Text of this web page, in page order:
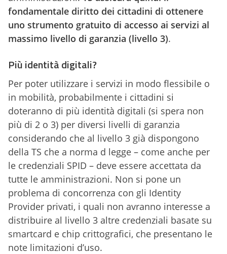
fondamentale diritto dei cittadini di ottenere
uno strumento gratuito di accesso ai servizi al
massimo livello di garanzia (livello 3).
Più identità digitali?
Per poter utilizzare i servizi in modo flessibile o
in mobilità, probabilmente i cittadini si
doteranno di più identità digitali (si spera non
più di 2 o 3) per diversi livelli di garanzia
considerando che al livello 3 già dispongono
della TS che a norma d legge – come anche per
le credenziali SPID – deve essere accettata da
tutte le amministrazioni. Non si pone un
problema di concorrenza con gli Identity
Provider privati, i quali non avranno interesse a
distribuire al livello 3 altre credenziali basate su
smartcard e chip crittografici, che presentano le
note limitazioni d’uso.